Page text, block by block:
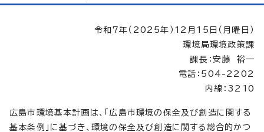
令和7年（2025年）12月15日（月曜日）
環境局環境政策課
課長：安藤 裕一
電話：504-2202
内線：3210
広島市環境基本計画は、「広島市環境の保全及び創造に関する
基本条例」に基づき、環境の保全及び創造に関する総合的かつ